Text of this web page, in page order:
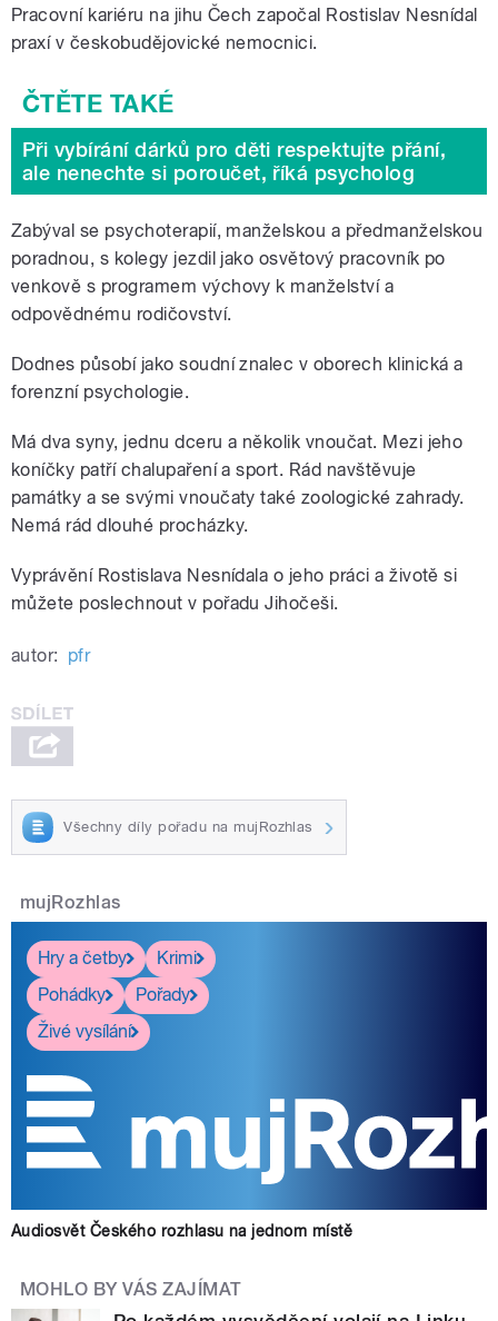
Pracovní kariéru na jihu Čech započal Rostislav Nesnídal
praxí v českobudějovické nemocnici.
Při vybírání dárků pro děti respektujte přání,
ale nenechte si poroučet, říká psycholog
Zabýval se psychoterapií, manželskou a předmanželskou
poradnou, s kolegy jezdil jako osvětový pracovník po
venkově s programem výchovy k manželství a
odpovědnému rodičovství.
Dodnes působí jako soudní znalec v oborech klinická a
forenzní psychologie.
Má dva syny, jednu dceru a několik vnoučat. Mezi jeho
koníčky patří chalupaření a sport. Rád navštěvuje
památky a se svými vnoučaty také zoologické zahrady.
Nemá rád dlouhé procházky.
Vyprávění Rostislava Nesnídala o jeho práci a životě si
můžete poslechnout v pořadu Jihočeši.
autor: pfr
Všechny díly pořadu na mujRozhlas
mujRozhlas
Hry a četby
Krimi
Pohádky
Pořady
Živé vysílání
Audiosvět Českého rozhlasu na jednom místě
MOHLO BY VÁS ZAJÍMAT